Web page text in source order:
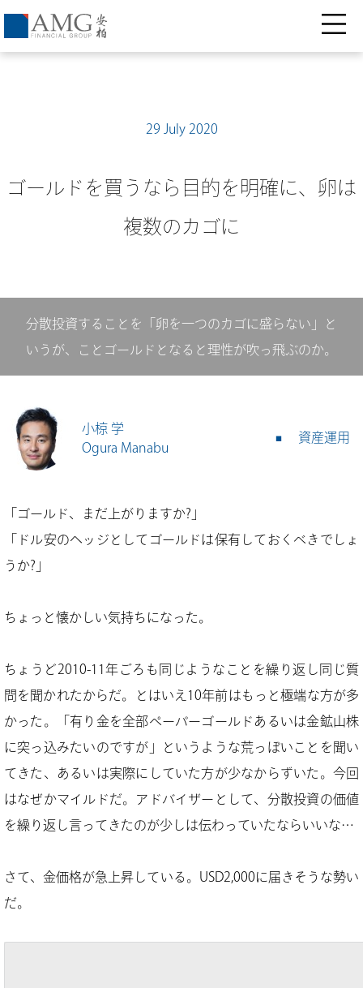
29 July 2020
ゴールドを買うなら目的を明確に、卵は
複数のカゴに
分散投資することを「卵を一つのカゴに盛らない」と
いうが、ことゴールドとなると理性が吹っ飛ぶのか。
小椋 学
Ogura Manabu
資産運用
「ゴールド、まだ上がりますか?」
「ドル安のヘッジとしてゴールドは保有しておくべきでしょ
うか?」
ちょっと懐かしい気持ちになった。
ちょうど2010-11年ごろも同じようなことを繰り返し同じ質
問を聞かれたからだ。とはいえ10年前はもっと極端な方が多
かった。「有り金を全部ペーパーゴールドあるいは金鉱山株
に突っ込みたいのですが」というような荒っぽいことを聞い
てきた、あるいは実際にしていた方が少なからずいた。今回
はなぜかマイルドだ。アドバイザーとして、分散投資の価値
を繰り返し言ってきたのが少しは伝わっていたならいいな…
さて、金価格が急上昇している。USD2,000に届きそうな勢い
だ。